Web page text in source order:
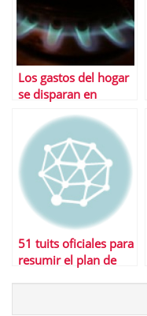
Los gastos del hogar
se disparan en
51 tuits oficiales para
resumir el plan de